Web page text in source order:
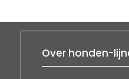
Over honden-